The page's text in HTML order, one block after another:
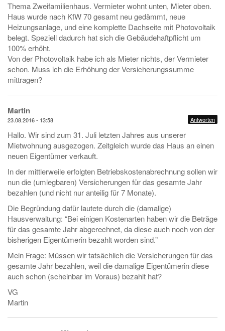
Thema Zweifamilienhaus. Vermieter wohnt unten, Mieter oben.
Haus wurde nach KfW 70 gesamt neu gedämmt, neue
Heizungsanlage, und eine komplette Dachseite mit Photovoltaik
belegt. Speziell dadurch hat sich die Gebäudehaftpflicht um
100% erhöht.
Von der Photovoltaik habe ich als Mieter nichts, der Vermieter
schon. Muss ich die Erhöhung der Versicherungssumme
mittragen?
Martin
23.08.2016 - 13:58 Antworten
Hallo. Wir sind zum 31. Juli letzten Jahres aus unserer
Mietwohnung ausgezogen. Zeitgleich wurde das Haus an einen
neuen Eigentümer verkauft.
In der mittlerweile erfolgten Betriebskostenabrechnung sollen wir
nun die (umlegbaren) Versicherungen für das gesamte Jahr
bezahlen (und nicht nur anteilig für 7 Monate).
Die Begründung dafür lautete durch die (damalige)
Hausverwaltung: “Bei einigen Kostenarten haben wir die Beträge
für das gesamte Jahr abgerechnet, da diese auch noch von der
bisherigen Eigentümerin bezahlt worden sind.”
Mein Frage: Müssen wir tatsächlich die Versicherungen für das
gesamte Jahr bezahlen, weil die damalige Eigentümerin diese
auch schon (scheinbar im Voraus) bezahlt hat?
VG
Martin